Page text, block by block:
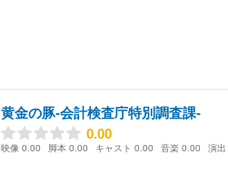
黄金の豚-会計検査庁特別調査課-
0.00
0.00
映像 0.00 脚本 0.00 キャスト 0.00 音楽 0.00 演出